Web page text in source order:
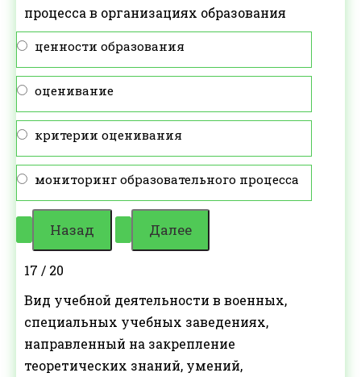
процесса в организациях образования
ценности образования
оценивание
критерии оценивания
мониторинг образовательного процесса
17 / 20
Вид учебной деятельности в военных,
специальных учебных заведениях,
направленный на закрепление
теоретических знаний, умений,